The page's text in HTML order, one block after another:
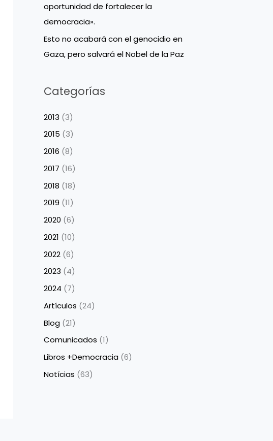
oportunidad de fortalecer la
democracia».
Esto no acabará con el genocidio en
Gaza, pero salvará el Nobel de la Paz
Categorías
2013 (3)
2015 (3)
2016 (8)
2017 (16)
2018 (18)
2019 (11)
2020 (6)
2021 (10)
2022 (6)
2023 (4)
2024 (7)
Artículos (24)
Blog (21)
Comunicados (1)
Libros +Democracia (6)
Notícias (63)